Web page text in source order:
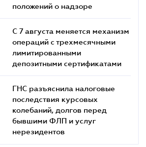
положений о надзоре
С 7 августа меняется механизм
операций с трехмесячными
лимитированными
депозитными сертификатами
ГНС разъяснила налоговые
последствия курсовых
колебаний, долгов перед
бывшими ФЛП и услуг
нерезидентов